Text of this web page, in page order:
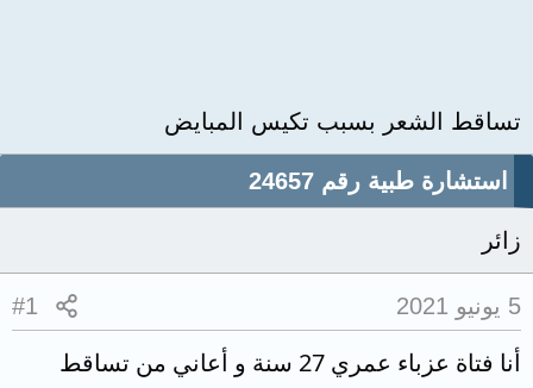
تساقط الشعر بسبب تكيس المبايض
استشارة طبية رقم 24657
زائر
5 يونيو 2021 #1
أنا فتاة عزباء عمري 27 سنة و أعاني من تساقط